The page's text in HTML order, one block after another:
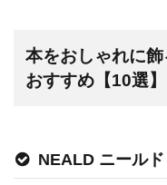
本をおしゃれに
おすすめ【10選】
NEALD ニール